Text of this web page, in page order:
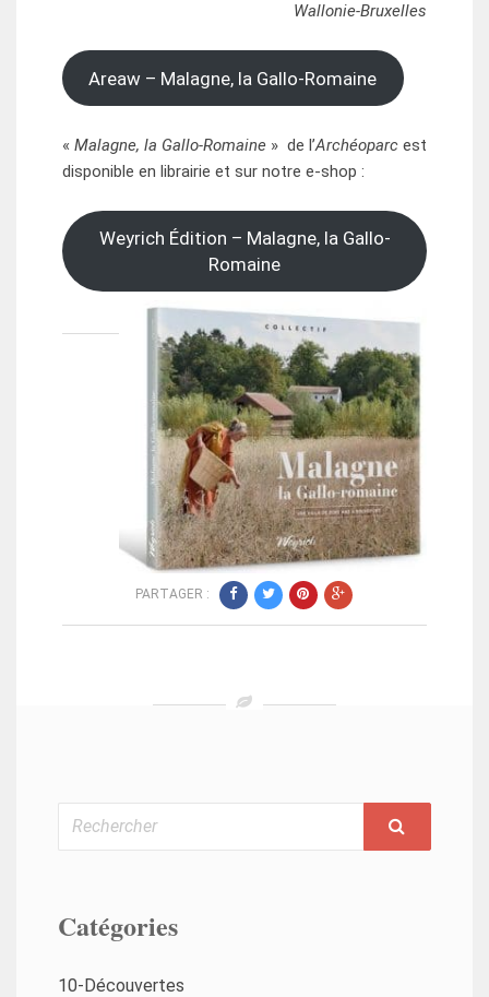
Wallonie-Bruxelles
Areaw – Malagne, la Gallo-Romaine
« Malagne, la Gallo-Romaine» de l’Archéoparcest
disponible en librairie et sur notre e-shop :
Weyrich Édition – Malagne, la Gallo-
Romaine
PARTAGER :
Rechercher
Catégories
10-Découvertes